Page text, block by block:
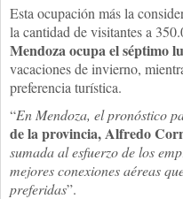
Esta ocupación más la
la cantidad de visitantes a
Mendoza ocupa el séptimo
vacaciones de invierno,
preferencia turística.
“En Mendoza, el pronóstico
de la provincia, Alfredo
sumada al esfuerzo de los
mejores conexiones aéreas
preferidas”.